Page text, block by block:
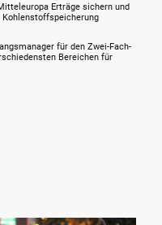
Erträge sichern und
für den Zwei-Fach-
Bereichen für